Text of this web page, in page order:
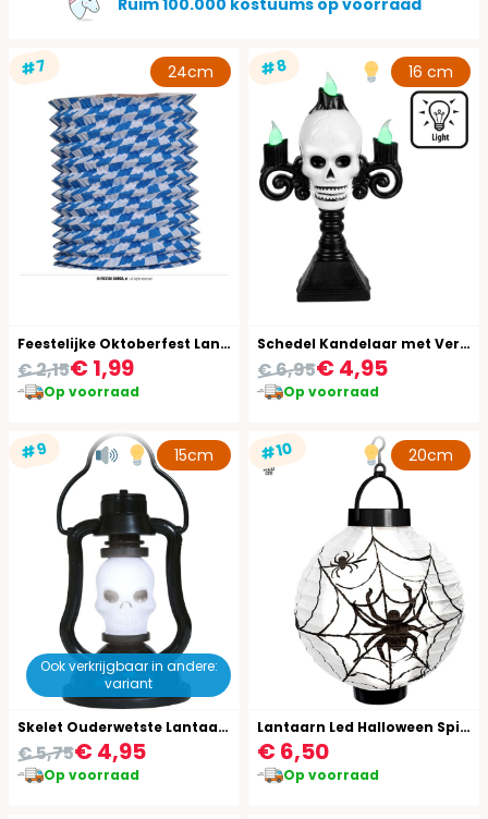
#7 24cm
Feestelijke Oktoberfest Lantaarn Blauw Wit 24Cm
€ 1,99
€ 2,15
Op voorraad
#8 16 cm
Schedel Kandelaar met Verlichting Halloween
€ 4,95
€ 6,95
Op voorraad
#9
Ook verkrijgbaar in andere:
variant
15cm
Skelet Ouderwetste Lantaarn met Licht en Geluid 15cm Halloween
€ 4,95
€ 5,75
Op voorraad
#10 20cm
Lantaarn Led Halloween Spinnenweb
€ 6,50
Op voorraad